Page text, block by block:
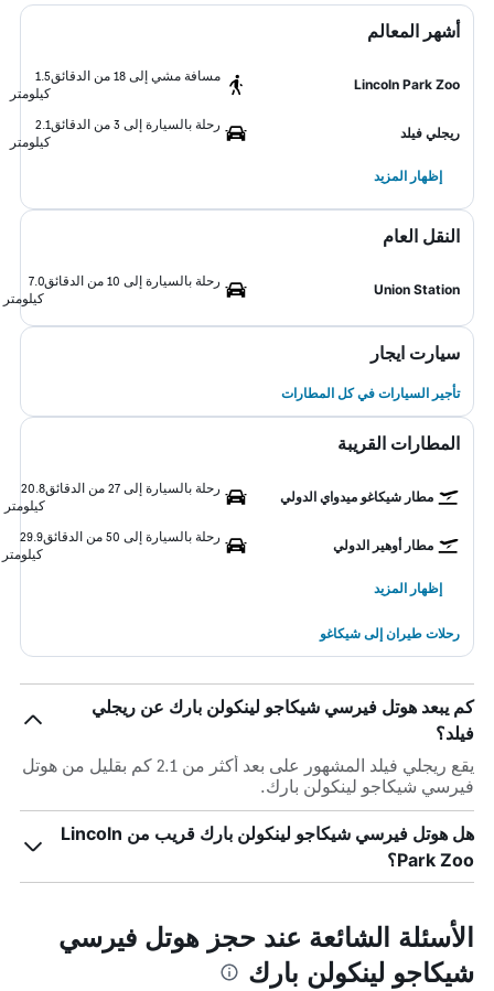
أشهر المعالم
Lincoln Park Zoo
مسافة مشي إلى 18 من الدقائق
1.5
كيلومتر
ريجلي فيلد
رحلة بالسيارة إلى 3 من الدقائق
2.1
كيلومتر
إظهار المزيد
النقل العام
Union Station
رحلة بالسيارة إلى 10 من الدقائق
7.0
كيلومتر
سيارت ايجار
تأجير السيارات في كل المطارات
المطارات القريبة
مطار شيكاغو ميدواي الدولي
رحلة بالسيارة إلى 27 من الدقائق
20.8
كيلومتر
مطار أوهير الدولي
رحلة بالسيارة إلى 50 من الدقائق
29.9
كيلومتر
إظهار المزيد
رحلات طيران إلى شيكاغو
كم يبعد هوتل فيرسي شيكاجو لينكولن بارك عن ريجلي
فيلد؟
يقع ريجلي فيلد المشهور على بعد أكثر من 2.1 كم بقليل من هوتل
فيرسي شيكاجو لينكولن بارك.
هل هوتل فيرسي شيكاجو لينكولن بارك قريب من Lincoln
Park Zoo؟
الأسئلة الشائعة عند حجز هوتل فيرسي
شيكاجو لينكولن بارك